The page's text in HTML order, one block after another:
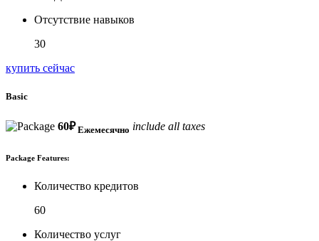
Отсутствие навыков
30
купить сейчас
Basic
60₽ Ежемесячно include all taxes
Package Features:
Количество кредитов
60
Количество услуг